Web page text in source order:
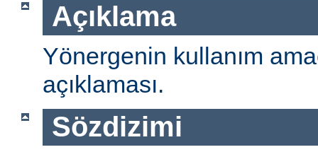
Açıklama
Yönergenin kullanım
açıklaması.
Sözdizimi